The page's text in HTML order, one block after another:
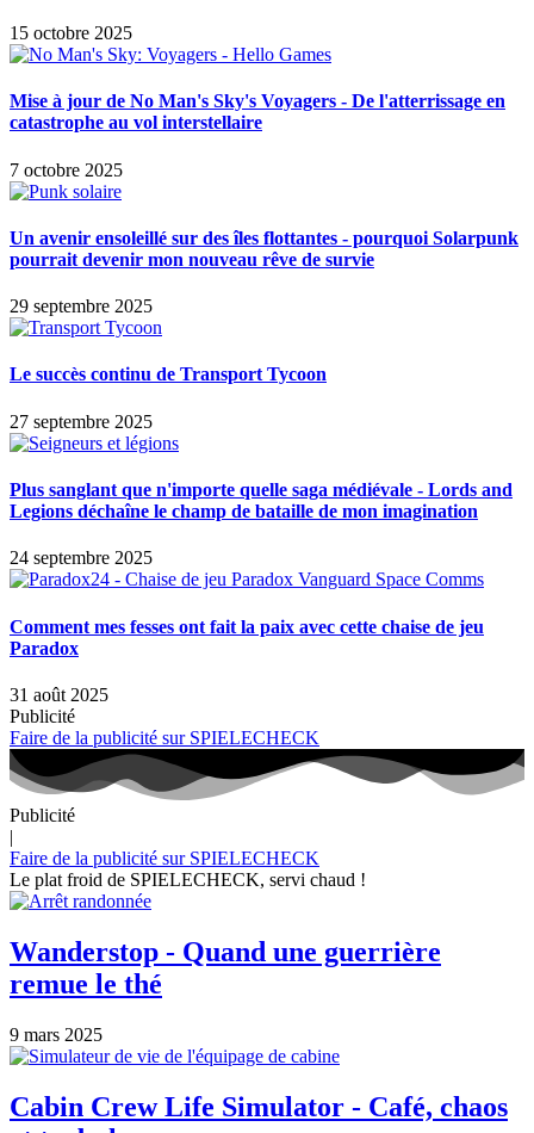
15 octobre 2025
Mise à jour de No Man's Sky's Voyagers - De l'atterrissage en
catastrophe au vol interstellaire
7 octobre 2025
Un avenir ensoleillé sur des îles flottantes - pourquoi Solarpunk
pourrait devenir mon nouveau rêve de survie
29 septembre 2025
Le succès continu de Transport Tycoon
27 septembre 2025
Plus sanglant que n'importe quelle saga médiévale - Lords and
Legions déchaîne le champ de bataille de mon imagination
24 septembre 2025
Comment mes fesses ont fait la paix avec cette chaise de jeu
Paradox
31 août 2025
Publicité
Faire de la publicité sur SPIELECHECK
Publicité
|
Faire de la publicité sur SPIELECHECK
Le plat froid de SPIELECHECK, servi chaud !
Wanderstop - Quand une guerrière
remue le thé
9 mars 2025
Cabin Crew Life Simulator - Café, chaos